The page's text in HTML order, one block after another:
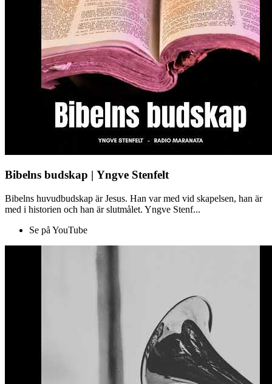
Bibelns budskap | Yngve Stenfelt
Bibelns huvudbudskap är Jesus. Han var med vid skapelsen, han är
med i historien och han är slutmålet. Yngve Stenf...
Se på YouTube